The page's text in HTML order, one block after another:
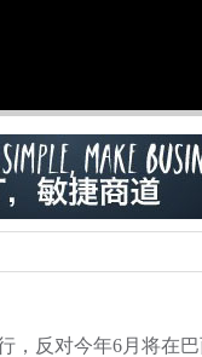
反对今年6月将在巴